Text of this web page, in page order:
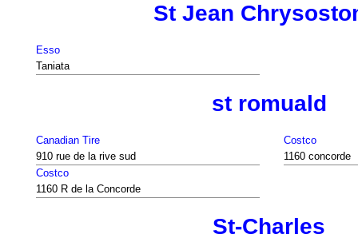
St Jean
Esso
Taniata
st romuald
Canadian Tire
910 rue de la rive sud
Costco
1160 concorde
Costco
1160 R de la Concorde
St-Charles